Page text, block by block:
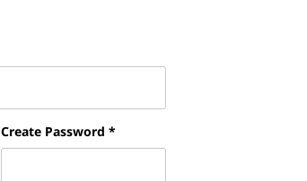
Create Password *